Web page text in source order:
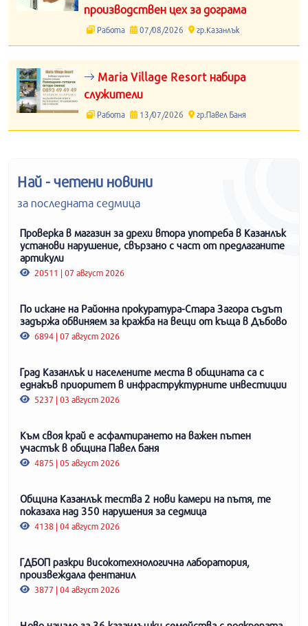
производствен цех за дограма
Работа 07/08/2026 гр.Казанлък
Maria Village Resort набира
служители
Работа 13/07/2026 гр.Павел Баня
Най - четени новини
за последната седмица
Проверка в магазин за дрехи втора употреба в Казанлък
установи нарушение, свързано с част от предлаганите
артикули
20511 | 07 август 2026
По искане на Районна прокуратура-Стара Загора съдът
задържа обвиняем за кражба на вещи от къща в Дъбово
6894 | 07 август 2026
Град Казанлък и населените места в общината са с
еднакъв приоритет в инфраструктурните инвестиции
5237 | 03 август 2026
Към своя край е асфалтирането на важен пътен
участък в община Павел баня
4875 | 05 август 2026
Община Казанлък тества 2 нови камери на пътя, те
показаха над 350 нарушения за седмица
4138 | 04 август 2026
ГДБОП разкри високотехнологична лаборатория,
произвеждала фентанил
3877 | 04 август 2026